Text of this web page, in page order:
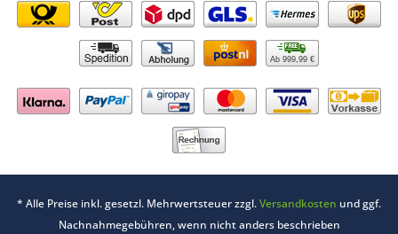
Ab 999,99 €
* Alle Preise inkl. gesetzl. Mehrwertsteuer zzgl.Versandkosten und ggf.
Nachnahmegebühren, wenn nicht anders beschrieben